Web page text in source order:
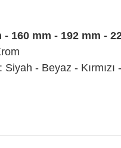
160 mm - 192 mm -
- Beyaz - Kırmızı